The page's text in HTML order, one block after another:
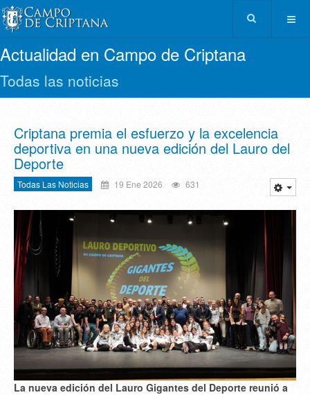
Actualidad en Campo de Criptana
Todas las noticias
Criptana premia el esfuerzo y la excelencia
deportiva en una nueva edición del Lauro del
Deporte
Todas Las Noticias 19 Ene 2026 631
La nueva edición del Lauro Gigantes del Deporte reunió a